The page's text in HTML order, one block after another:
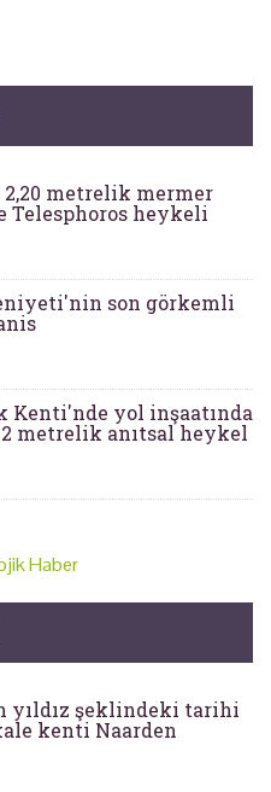
2,20 metrelik mermer
Telesphoros heykeli
son görkemli
Kenti'nde yol inşaatında
metrelik anıtsal heykel
yıldız şeklindeki tarihi
kenti Naarden